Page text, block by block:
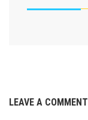
LEAVE A COMMENT